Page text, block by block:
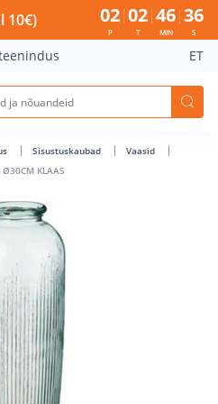
Ø30CM KLAAS -
10€) 02
P
02
T
46
MIN
36
S
ET
Sisustuskaubad
Vaasid
Ø30CM KLAAS